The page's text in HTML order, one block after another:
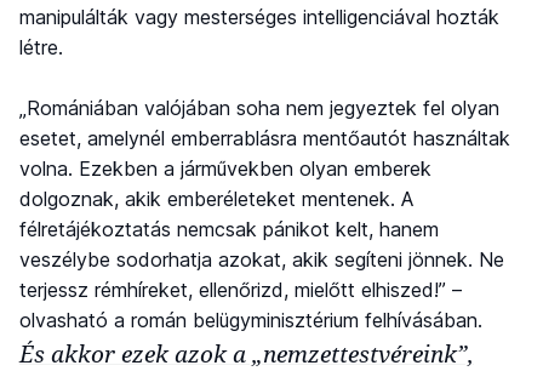
manipulálták vagy mesterséges intelligenciával hozták
létre.
„Romániában valójában soha nem jegyeztek fel olyan
esetet, amelynél emberrablásra mentőautót használtak
volna. Ezekben a járművekben olyan emberek
dolgoznak, akik emberéleteket mentenek. A
félretájékoztatás nemcsak pánikot kelt, hanem
veszélybe sodorhatja azokat, akik segíteni jönnek. Ne
terjessz rémhíreket, ellenőrizd, mielőtt elhiszed!” –
olvasható a román belügyminisztérium felhívásában.
És akkor ezek azok a „nemzettestvéreink”,